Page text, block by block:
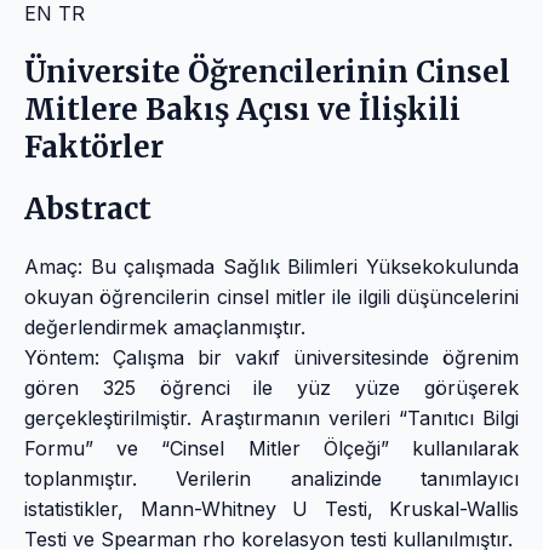
EN TR
Üniversite Öğrencilerinin Cinsel
Mitlere Bakış Açısı ve İlişkili
Faktörler
Abstract
Amaç: Bu çalışmada Sağlık Bilimleri Yüksekokulunda
okuyan öğrencilerin cinsel mitler ile ilgili düşüncelerini
değerlendirmek amaçlanmıştır.
Yöntem: Çalışma bir vakıf üniversitesinde öğrenim
gören 325 öğrenci ile yüz yüze görüşerek
gerçekleştirilmiştir. Araştırmanın verileri “Tanıtıcı Bilgi
Formu” ve “Cinsel Mitler Ölçeği” kullanılarak
toplanmıştır. Verilerin analizinde tanımlayıcı
istatistikler, Mann-Whitney U Testi, Kruskal-Wallis
Testi ve Spearman rho korelasyon testi kullanılmıştır.